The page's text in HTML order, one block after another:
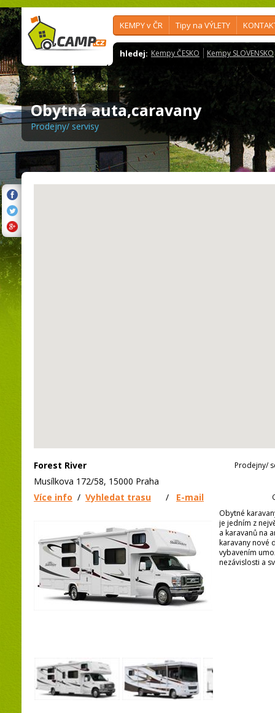
KEMPY v ČR Tipy na VÝLETY
hledej: Kempy ČESKO Kempy SLOVENSKO
Obytná auta,caravany
Prodejny/ servisy
Forest River
Musílkova 172/58, 15000 Praha
Více info / Vyhledat trasu / E-mail
Prodejny/
Obytné
je jedním z
a karavanů na
karavany nové
vybavením
nezávislosti a